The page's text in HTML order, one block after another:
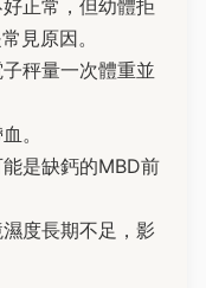
正常，但幼體拒
見原因。
秤量一次體重並
。
是缺鈣的MBD前
度長期不足，影